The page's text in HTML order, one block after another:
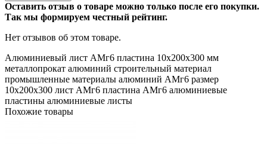
Оставить отзыв о товаре можно только после его покупки.
Так мы формируем честный рейтинг.
Нет отзывов об этом товаре.
Алюминиевый лист АМг6 пластина 10х200х300 мм
металлопрокат алюминий строительный материал
промышленные материалы алюминий АМг6 размер
10х200х300 лист АМг6 пластина АМг6 алюминиевые
пластины алюминиевые листы
Похожие товары